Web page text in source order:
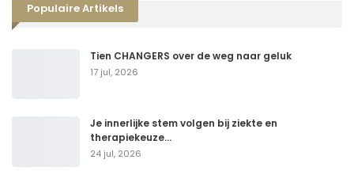
Populaire Artikels
Tien CHANGERS over de weg naar geluk
17 jul, 2026
Je innerlijke stem volgen bij ziekte en
therapiekeuze…
24 jul, 2026